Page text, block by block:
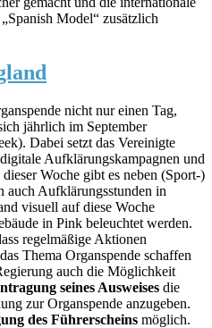
Model“ zusätzlich
nicht nur einen Tag,
jährlich im September
Dabei setzt das Vereinigte
Aufklärungskampagnen und
Woche gibt es neben (Sport-)
auch Aufklärungsstunden in
visuell auf diese Woche
in Pink beleuchtet werden.
regelmäßige Aktionen
Thema Organspende schaffen
auch die Möglichkeit
seines Ausweises die
zur Organspende anzugeben.
des Führerscheins möglich.